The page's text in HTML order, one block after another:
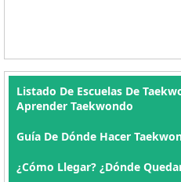
Listado De Escuelas De
Aprender Taekwondo
Guía De Dónde Hacer
¿Cómo Llegar? ¿Dónde